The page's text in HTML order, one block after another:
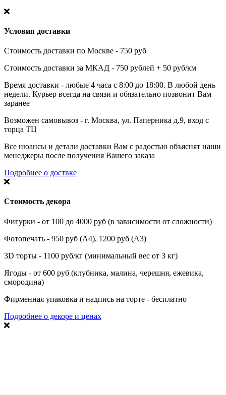
Условия доставки
Стоимость доставки по Москве - 750 руб
Стоимость доставки за МКАД - 750 рублей + 50 руб/км
Время доставки - любые 4 часа с 8:00 до 18:00. В любой день
недели. Курьер всегда на связи и обязательно позвонит Вам
заранее
Возможен самовывоз - г. Москва, ул. Паперника д.9, вход с
торца ТЦ
Все нюансы и детали доставки Вам с радостью объяснят наши
менеджеры после получения Вашего заказа
Подробнее о доствке
Стоимость декора
Фигурки - от 100 до 4000 руб (в зависимости от сложности)
Фотопечать - 950 руб (А4), 1200 руб (А3)
3D торты - 1100 руб/кг (минимальный вес от 3 кг)
Ягоды - от 600 руб (клубника, малина, черешня, ежевика,
смородина)
Фирменная упаковка и надпись на торте - бесплатно
Подробнее о декоре и ценах